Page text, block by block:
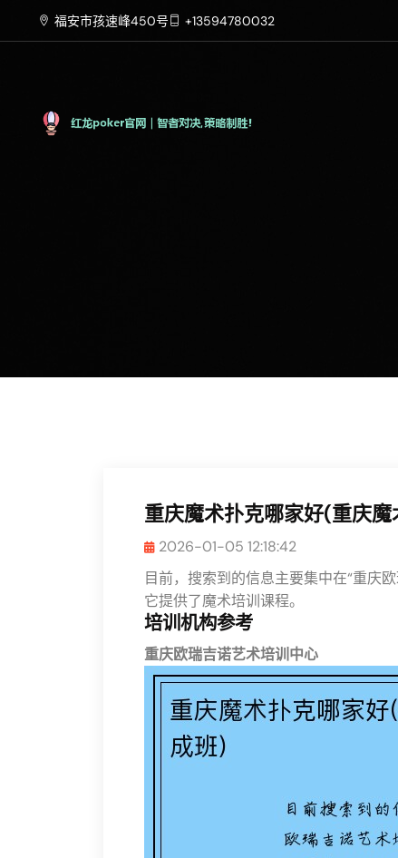
福安市孩速峰450号 +13594780032
重庆魔术扑克哪家好(重庆
2026-01-05 12:18:42
目前，搜索到的信息主要集中在“重庆
它提供了魔术培训课程。
培训机构参考
重庆欧瑞吉诺艺术培训中心